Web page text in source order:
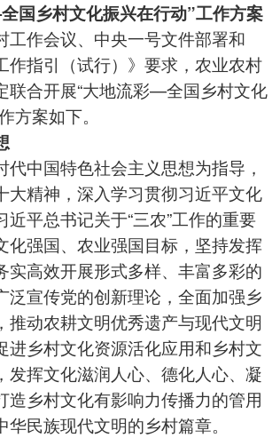
国乡村文化振兴在行动”工作方案
作会议、中央一号文件部署和
作指引（试行）》要求，农业农村
联合开展“大地流彩—全国乡村文化
方案如下。
中国特色社会主义思想为指导，
大精神，深入学习贯彻习近平文化
近平总书记关于“三农”工作的重要
化强国、农业强国目标，坚持发挥
实高效开展形式多样、丰富多彩的
泛宣传党的创新理论，全面加强乡
推动农耕文明优秀遗产与现代文明
进乡村文化资源活化应用和乡村文
发挥文化滋润人心、德化人心、凝
造乡村文化有影响力传播力的管用
民族现代文明的乡村篇章。